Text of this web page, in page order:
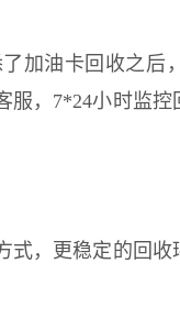
油卡回收之后
，7*24小时监
，更稳定的回收